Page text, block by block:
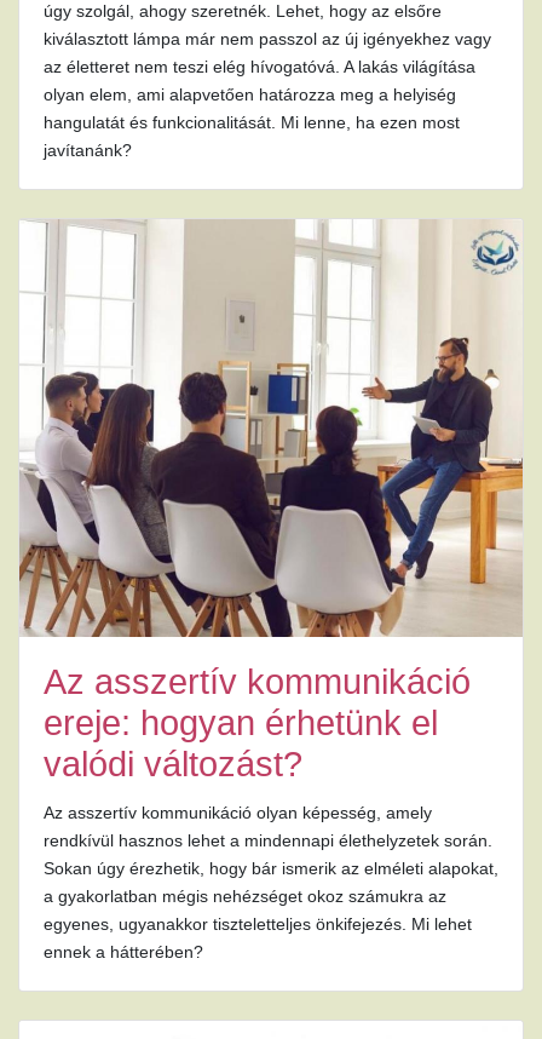
úgy szolgál, ahogy szeretnék. Lehet, hogy az elsőre
kiválasztott lámpa már nem passzol az új igényekhez vagy
az életteret nem teszi elég hívogatóvá. A lakás világítása
olyan elem, ami alapvetően határozza meg a helyiség
hangulatát és funkcionalitását. Mi lenne, ha ezen most
javítanánk?
Az asszertív kommunikáció
ereje: hogyan érhetünk el
valódi változást?
Az asszertív kommunikáció olyan képesség, amely
rendkívül hasznos lehet a mindennapi élethelyzetek során.
Sokan úgy érezhetik, hogy bár ismerik az elméleti alapokat,
a gyakorlatban mégis nehézséget okoz számukra az
egyenes, ugyanakkor tiszteletteljes önkifejezés. Mi lehet
ennek a hátterében?